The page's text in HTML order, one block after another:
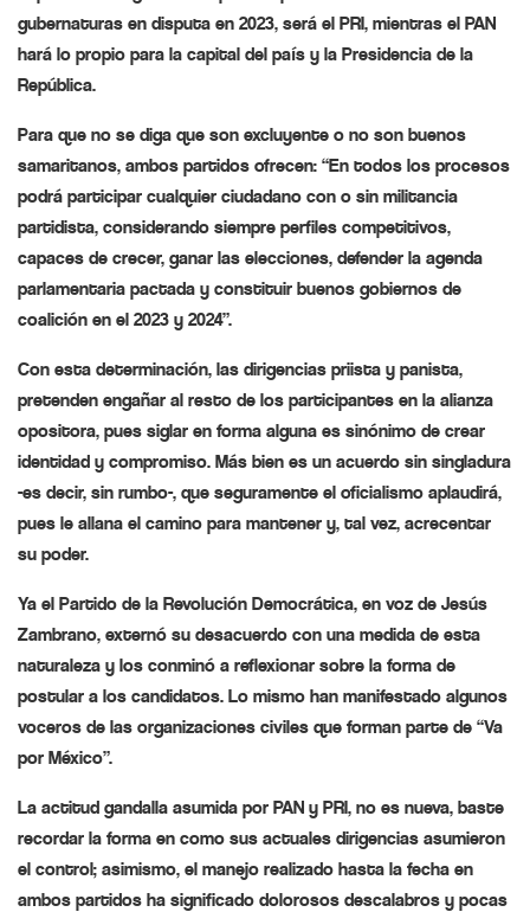
gubernaturas en disputa en 2023, será el PRI, mientras el PAN
hará lo propio para la capital del país y la Presidencia de la
República.
Para que no se diga que son excluyente o no son buenos
samaritanos, ambos partidos ofrecen: “En todos los procesos
podrá participar cualquier ciudadano con o sin militancia
partidista, considerando siempre perfiles competitivos,
capaces de crecer, ganar las elecciones, defender la agenda
parlamentaria pactada y constituir buenos gobiernos de
coalición en el 2023 y 2024”.
Con esta determinación, las dirigencias priista y panista,
pretenden engañar al resto de los participantes en la alianza
opositora, pues siglar en forma alguna es sinónimo de crear
identidad y compromiso. Más bien es un acuerdo sin singladura
-es decir, sin rumbo-, que seguramente el oficialismo aplaudirá,
pues le allana el camino para mantener y, tal vez, acrecentar
su poder.
Ya el Partido de la Revolución Democrática, en voz de Jesús
Zambrano, externó su desacuerdo con una medida de esta
naturaleza y los conminó a reflexionar sobre la forma de
postular a los candidatos. Lo mismo han manifestado algunos
voceros de las organizaciones civiles que forman parte de “Va
por México”.
La actitud gandalla asumida por PAN y PRI, no es nueva, baste
recordar la forma en como sus actuales dirigencias asumieron
el control; asimismo, el manejo realizado hasta la fecha en
ambos partidos ha significado dolorosos descalabros y pocas